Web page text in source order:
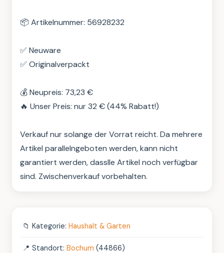
📦 Artikelnummer: 56928232
✅ Neuware
✅ Originalverpackt
💰 Neupreis: 73,23 €
🔥 Unser Preis: nur 32 € (44% Rabatt!)
Verkauf nur solange der Vorrat reicht. Da mehrere
Artikel parallelngeboten werden, kann nicht
garantiert werden, dasslle Artikel noch verfügbar
sind. Zwischenverkauf vorbehalten.
📁 Kategorie: Haushalt & Garten
📍 Standort: Bochum (44866)